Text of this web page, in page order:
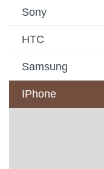
Sony
HTC
Samsung
IPhone